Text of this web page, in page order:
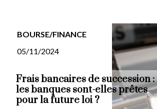
BOURSE/FINANCE
05/11/2024
Frais bancaires de succession :
les banques sont-elles prêtes
pour la future loi ?